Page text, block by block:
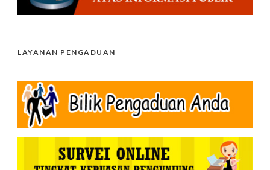
LAYANAN PENGADUAN